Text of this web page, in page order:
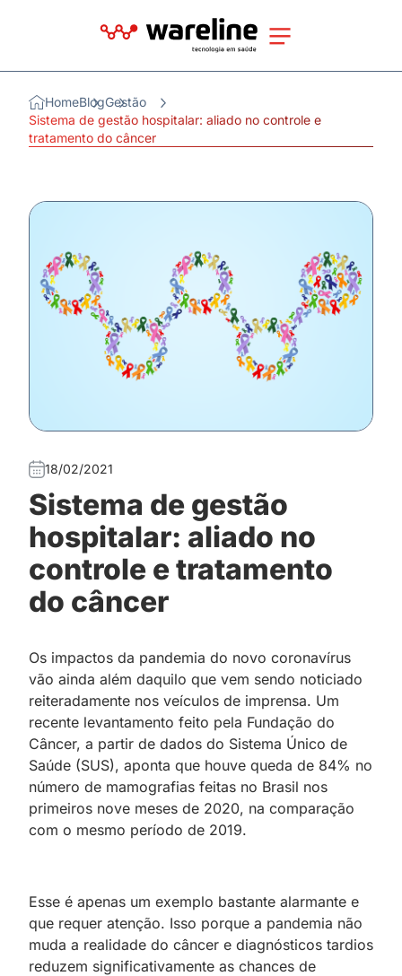
HomeBlogGestão
Sistema de gestão hospitalar: aliado no controle e
tratamento do câncer
18/02/2021
Sistema de gestão
hospitalar: aliado no
controle e tratamento
do câncer
Os impactos da pandemia do novo coronavírus
vão ainda além daquilo que vem sendo noticiado
reiteradamente nos veículos de imprensa. Um
recente levantamento feito pela Fundação do
Câncer, a partir de dados do Sistema Único de
Saúde (SUS), aponta que houve queda de 84% no
número de mamografias feitas no Brasil nos
primeiros nove meses de 2020, na comparação
com o mesmo período de 2019.
Esse é apenas um exemplo bastante alarmante e
que requer atenção. Isso porque a pandemia não
muda a realidade do câncer e diagnósticos tardios
reduzem significativamente as chances de